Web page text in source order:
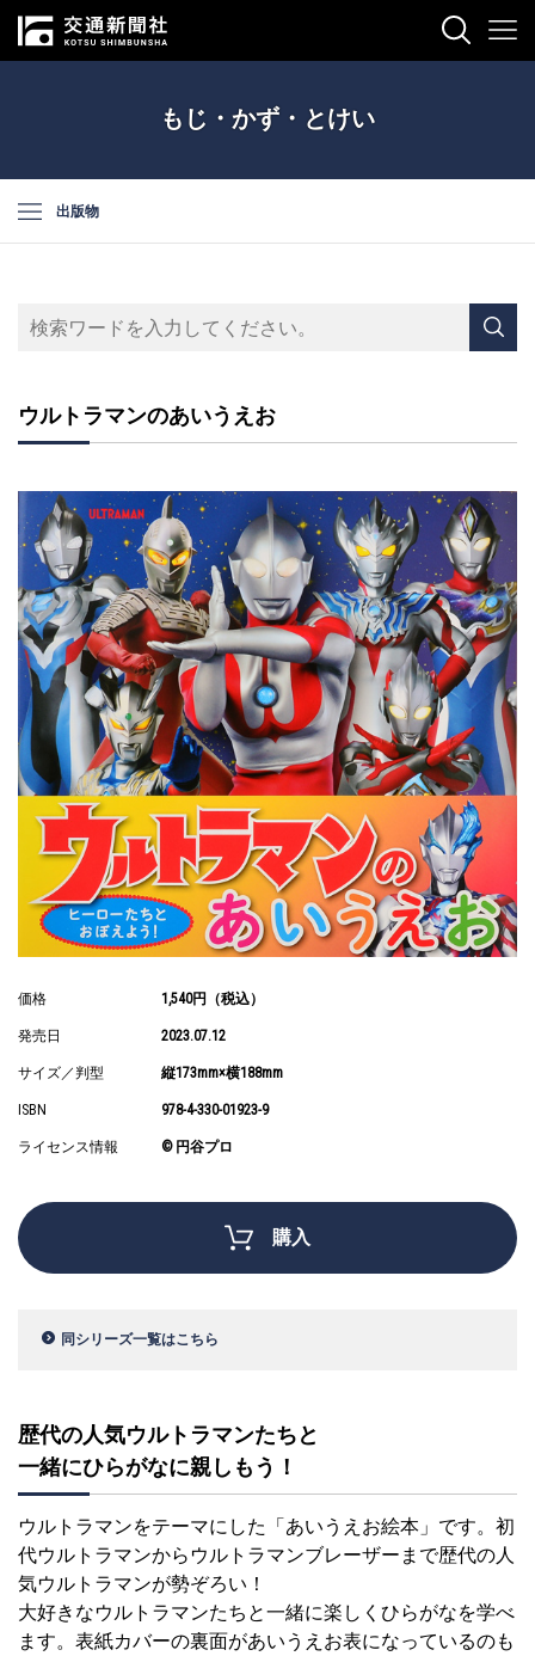
もじ・かず・とけい
出版物
ウルトラマンのあいうえお
価格 1,540円（税込）
発売日 2023.07.12
サイズ／判型 縦173mm×横188mm
ISBN 978-4-330-01923-9
ライセンス情報 © 円谷プロ
購入
同シリーズ一覧はこちら
歴代の人気ウルトラマンたちと
一緒にひらがなに親しもう！
ウルトラマンをテーマにした「あいうえお絵本」です。初
代ウルトラマンからウルトラマンブレーザーまで歴代の人
気ウルトラマンが勢ぞろい！
大好きなウルトラマンたちと一緒に楽しくひらがなを学べ
ます。表紙カバーの裏面があいうえお表になっているのも